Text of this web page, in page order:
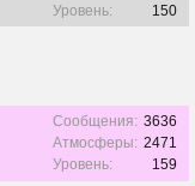
Уровень:
150
Сообщения: 3636
Атмосферы: 2471
Уровень:
159